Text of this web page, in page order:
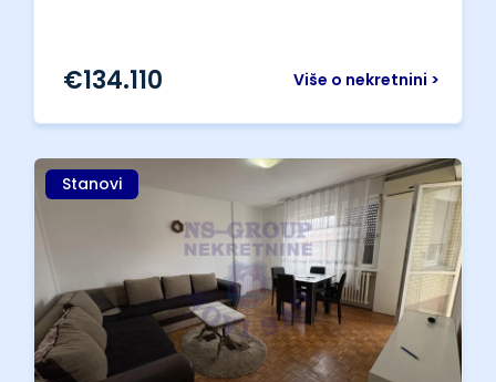
Više o nekretnini >
€134.110
Stanovi